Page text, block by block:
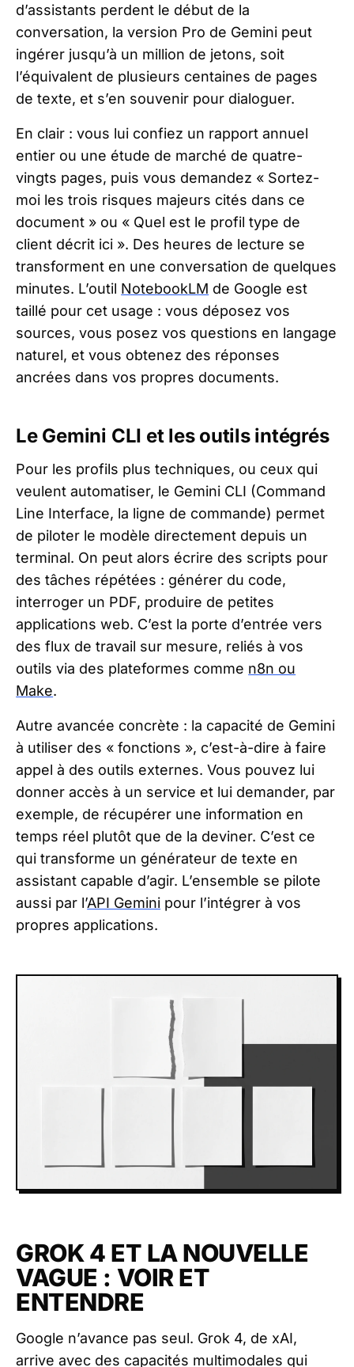
d’assistants perdent le début de la
conversation, la version Pro de Gemini peut
ingérer jusqu’à un million de jetons, soit
l’équivalent de plusieurs centaines de pages
de texte, et s’en souvenir pour dialoguer.
En clair : vous lui confiez un rapport annuel
entier ou une étude de marché de quatre-
vingts pages, puis vous demandez « Sortez-
moi les trois risques majeurs cités dans ce
document » ou « Quel est le profil type de
client décrit ici ». Des heures de lecture se
transforment en une conversation de quelques
minutes. L’outil NotebookLM de Google est
taillé pour cet usage : vous déposez vos
sources, vous posez vos questions en langage
naturel, et vous obtenez des réponses
ancrées dans vos propres documents.
Le Gemini CLI et les outils intégrés
Pour les profils plus techniques, ou ceux qui
veulent automatiser, le Gemini CLI (Command
Line Interface, la ligne de commande) permet
de piloter le modèle directement depuis un
terminal. On peut alors écrire des scripts pour
des tâches répétées : générer du code,
interroger un PDF, produire de petites
applications web. C’est la porte d’entrée vers
des flux de travail sur mesure, reliés à vos
outils via des plateformes comme n8n ou
Make.
Autre avancée concrète : la capacité de Gemini
à utiliser des « fonctions », c’est-à-dire à faire
appel à des outils externes. Vous pouvez lui
donner accès à un service et lui demander, par
exemple, de récupérer une information en
temps réel plutôt que de la deviner. C’est ce
qui transforme un générateur de texte en
assistant capable d’agir. L’ensemble se pilote
aussi par l’API Gemini pour l’intégrer à vos
propres applications.
GROK 4 ET LA NOUVELLE
VAGUE : VOIR ET
ENTENDRE
Google n’avance pas seul. Grok 4, de xAI,
arrive avec des capacités multimodales qui